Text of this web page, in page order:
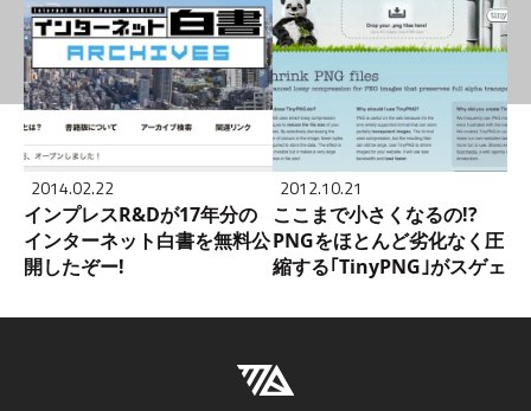
2014.02.22
インプレスR&Dが17年分の
インターネット白書を無料公
開したぞー!
2012.10.21
ここまで小さくなるの!?
PNGをほとんど劣化なく圧
縮する｢TinyPNG｣がスゲェ!!